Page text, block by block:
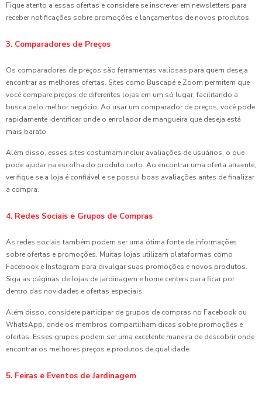
Fique atento a essas ofertas e considere se inscrever em newsletters para
receber notificações sobre promoções e lançamentos de novos produtos.
3. Comparadores de Preços
Os comparadores de preços são ferramentas valiosas para quem deseja
encontrar as melhores ofertas. Sites como Buscapé e Zoom permitem que
você compare preços de diferentes lojas em um só lugar, facilitando a
busca pelo melhor negócio. Ao usar um comparador de preços, você pode
rapidamente identificar onde o enrolador de mangueira que deseja está
mais barato.
Além disso, esses sites costumam incluir avaliações de usuários, o que
pode ajudar na escolha do produto certo. Ao encontrar uma oferta atraente,
verifique se a loja é confiável e se possui boas avaliações antes de finalizar
a compra.
4. Redes Sociais e Grupos de Compras
As redes sociais também podem ser uma ótima fonte de informações
sobre ofertas e promoções. Muitas lojas utilizam plataformas como
Facebook e Instagram para divulgar suas promoções e novos produtos.
Siga as páginas de lojas de jardinagem e home centers para ficar por
dentro das novidades e ofertas especiais.
Além disso, considere participar de grupos de compras no Facebook ou
WhatsApp, onde os membros compartilham dicas sobre promoções e
ofertas. Esses grupos podem ser uma excelente maneira de descobrir onde
encontrar os melhores preços e produtos de qualidade.
5. Feiras e Eventos de Jardinagem